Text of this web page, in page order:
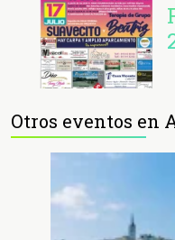
Otros eventos en